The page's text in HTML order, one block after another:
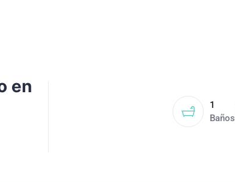
en
1
Baños